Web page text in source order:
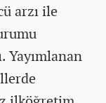
arzı ile
Yayımlanan